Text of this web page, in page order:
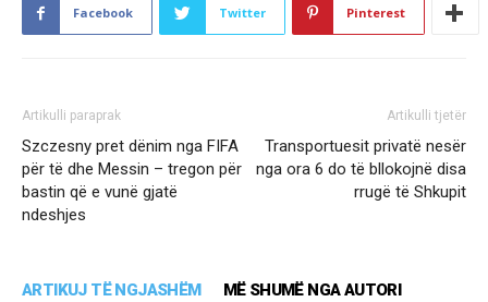
Facebook Twitter Pinterest
Artikulli paraprak
Szczesny pret dënim nga FIFA
për të dhe Messin – tregon për
bastin që e vunë gjatë
ndeshjes
Artikulli tjetër
Transportuesit privatë nesër
nga ora 6 do të bllokojnë disa
rrugë të Shkupit
ARTIKUJ TË NGJASHËM MË SHUMË NGA AUTORI